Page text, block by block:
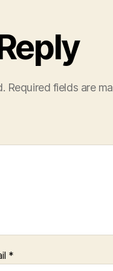
Required fields are
*